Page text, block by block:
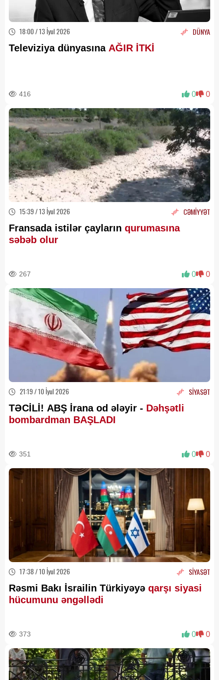
18:00 / 13 İyul 2026 DÜNYA
Televiziya dünyasına AĞIR İTKİ
416 0 0
15:39 / 13 İyul 2026 CƏMİYYƏT
Fransada istilər çayların qurumasına
səbəb olur
267 0 0
21:19 / 10 İyul 2026 SİYASƏT
TƏCİLİ! ABŞ İrana od ələyir - Dəhşətli
bombardman BAŞLADI
351 0 0
17:38 / 10 İyul 2026 SİYASƏT
Rəsmi Bakı İsrailin Türkiyəyə qarşı siyasi
hücumunu əngəllədi
373 0 0